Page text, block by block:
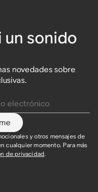
un sonido
novedades sobre
y otros mensajes de
cualquier momento. Para más
de privacidad.